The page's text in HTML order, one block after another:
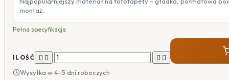
montaż.
Pełna specyfikacja
ILOŚĆ    
Wysyłka w 4–5 dni roboczych